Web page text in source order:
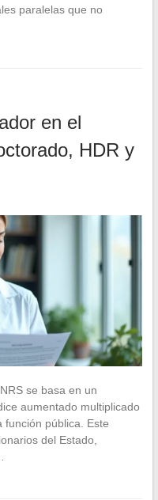
paralelas que no
en el
HDR y
se basa en un
aumentado multiplicado
función pública. Este
del Estado,